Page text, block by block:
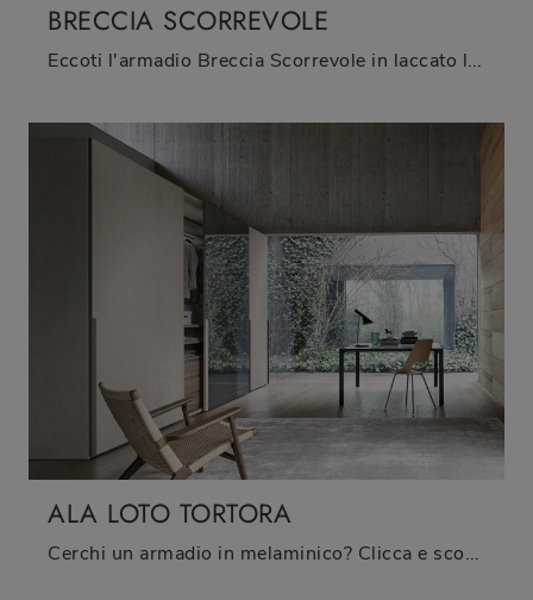
BRECCIA SCORREVOLE
Eccoti l'armadio Breccia Scorrevole in laccato lucido di Sangiacomo! Una ricca gamma di armadi a muro con ante scorrevoli.
ALA LOTO TORTORA
Cerchi un armadio in melaminico? Clicca e scopri armadiature a muro con ante scorrevoli di Sangiacomo.